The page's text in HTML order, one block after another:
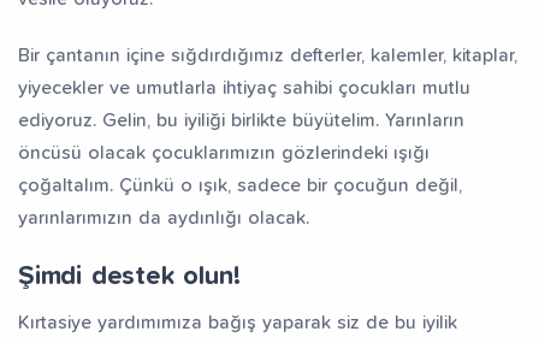
Bir çantanın içine sığdırdığımız defterler, kalemler, kitaplar,
yiyecekler ve umutlarla ihtiyaç sahibi çocukları mutlu
ediyoruz. Gelin, bu iyiliği birlikte büyütelim. Yarınların
öncüsü olacak çocuklarımızın gözlerindeki ışığı
çoğaltalım. Çünkü o ışık, sadece bir çocuğun değil,
yarınlarımızın da aydınlığı olacak.
Şimdi destek olun!
Kırtasiye yardımımıza bağış yaparak siz de bu iyilik